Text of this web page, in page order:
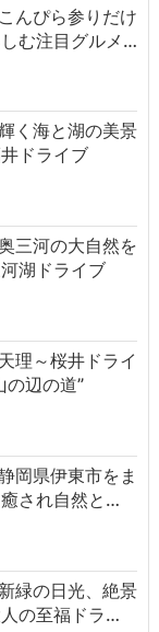
んぴら参りだけ
む注目グルメ…
く海と湖の美景
ドライブ
三河の大自然を
湖ドライブ
理～桜井ドライ
の辺の道”
岡県伊東市をま
され自然と…
緑の日光、絶景
の至福ドラ…